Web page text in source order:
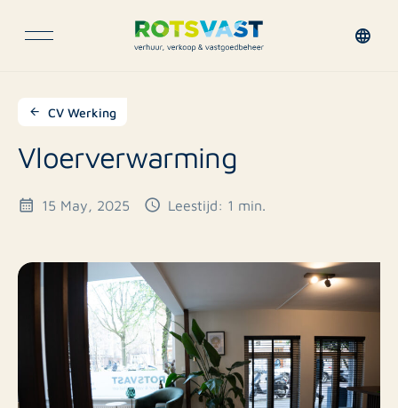
CV Werking
Vloerverwarming
15 May, 2025 Leestijd: 1 min.